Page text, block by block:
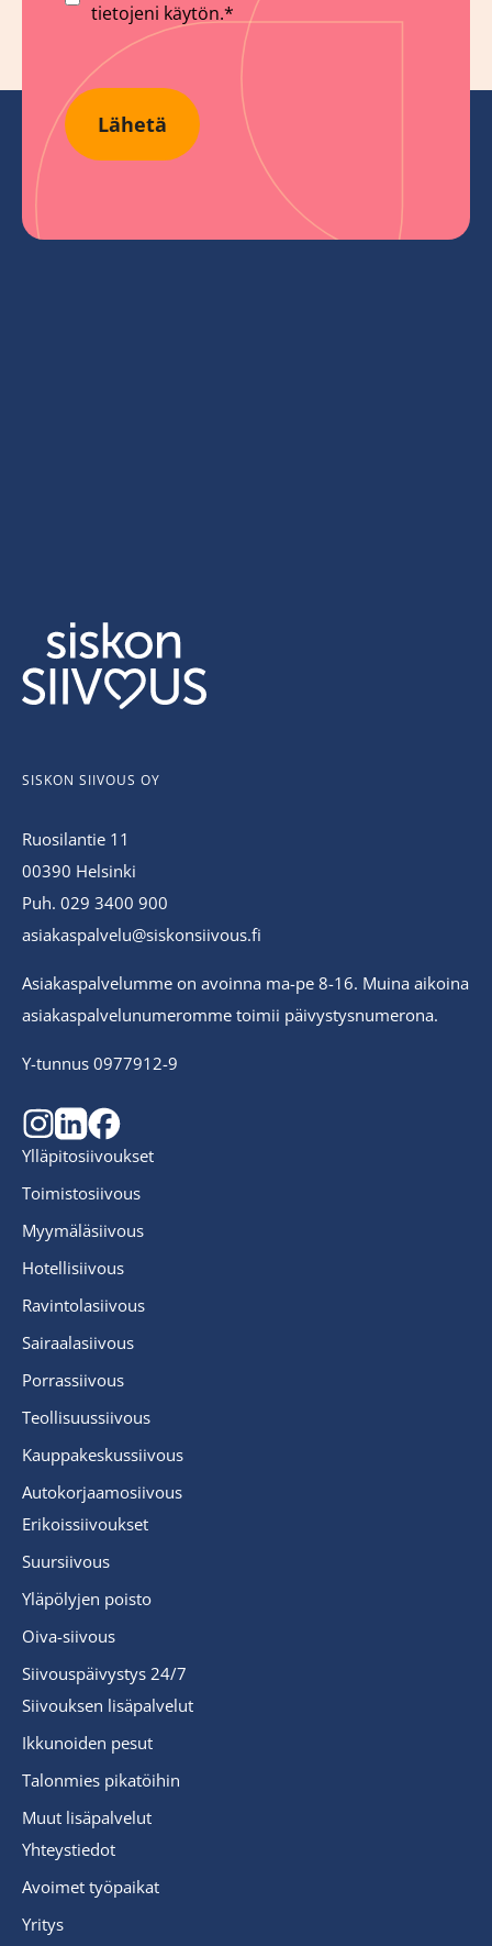
tietojeni käytön.*
SISKON SIIVOUS OY
Ruosilantie 11
00390 Helsinki
Puh. 029 3400 900
asiakaspalvelu@siskonsiivous.fi
Asiakaspalvelumme on avoinna ma-pe 8-16. Muina aikoina
asiakaspalvelunumeromme toimii päivystysnumerona.
Y-tunnus 0977912-9
Ylläpitosiivoukset
Toimistosiivous
Myymäläsiivous
Hotellisiivous
Ravintolasiivous
Sairaalasiivous
Porrassiivous
Teollisuussiivous
Kauppakeskussiivous
Autokorjaamosiivous
Erikoissiivoukset
Suursiivous
Yläpölyjen poisto
Oiva-siivous
Siivouspäivystys 24/7
Siivouksen lisäpalvelut
Ikkunoiden pesut
Talonmies pikatöihin
Muut lisäpalvelut
Yhteystiedot
Avoimet työpaikat
Yritys